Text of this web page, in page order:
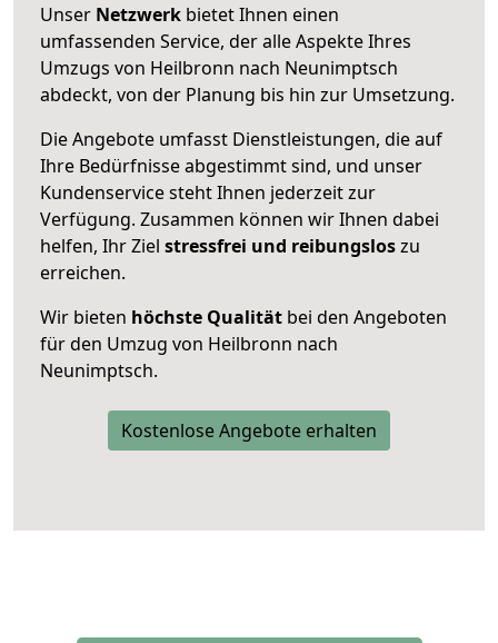
Unser Netzwerk bietet Ihnen einen
umfassenden Service, der alle Aspekte Ihres
Umzugs von Heilbronn nach Neunimptsch
abdeckt, von der Planung bis hin zur Umsetzung.
Die Angebote umfasst Dienstleistungen, die auf
Ihre Bedürfnisse abgestimmt sind, und unser
Kundenservice steht Ihnen jederzeit zur
Verfügung. Zusammen können wir Ihnen dabei
helfen, Ihr Ziel stressfrei und reibungsloszu
erreichen.
Wir bieten höchste Qualität bei den Angeboten
für den Umzug von Heilbronn nach
Neunimptsch.
Kostenlose Angebote erhalten